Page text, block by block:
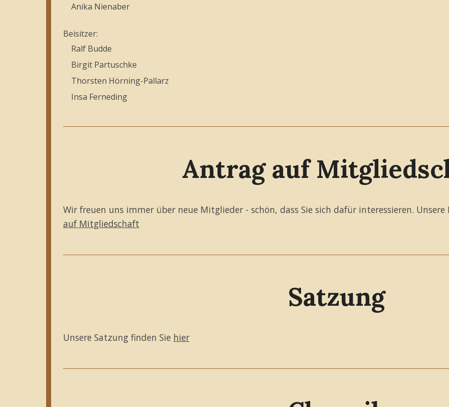
Anika Nienaber
Beisitzer:
Ralf Budde
Birgit Partuschke
Thorsten Hörning-Pallarz
Insa Ferneding
Antrag auf
Wir freuen uns immer über neue Mitglieder - schön, dass Sie sich dafür interessieren.
auf Mitgliedschaft
Satzung
Unsere Satzung finden Sie hier